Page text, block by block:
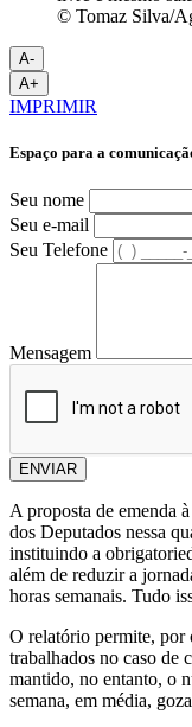
© Tomaz Silva/
A-
A+
IMPRIMIR
Espaço para a
Seu nome
Seu e-mail
Seu Telefone
Mensagem
ENVIAR
A proposta de emenda
dos Deputados nessa
instituindo a
além de reduzir a
horas semanais. Tudo
O relatório permite, por
trabalhados no caso de
mantido, no entanto, o
semana, em média,